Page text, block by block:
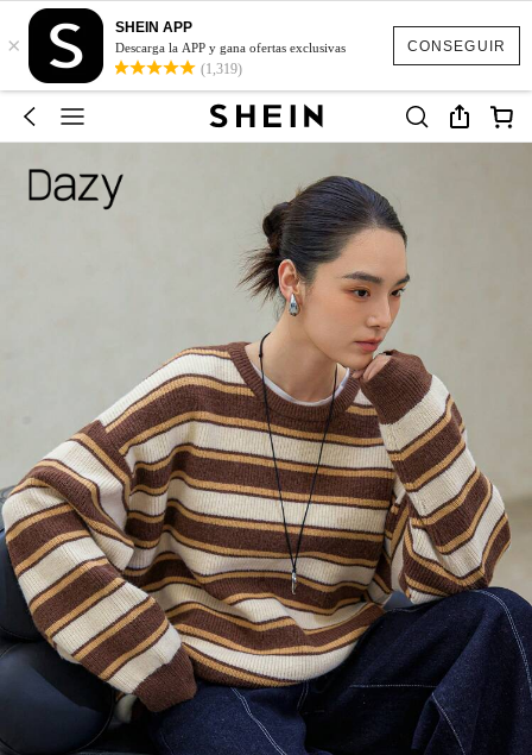
CONSEGUIR
×
SHEIN APP
Descarga la APP y gana ofertas exclusivas
(1,319)